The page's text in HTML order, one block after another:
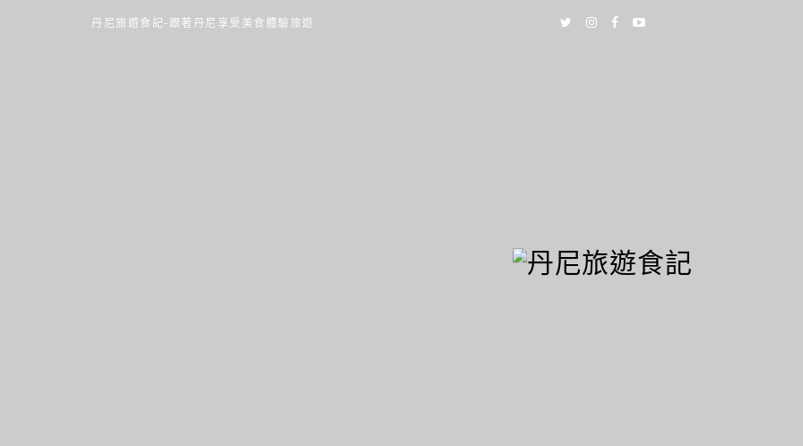
丹尼旅遊食記-跟著丹尼享受美食體驗旅遊